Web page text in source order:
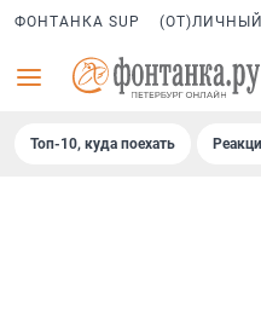
ФОНТАНКА SUP
Топ-10, куда поехать